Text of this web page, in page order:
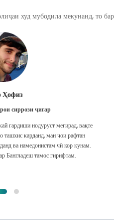
худ мубодила мекунанд, то
Ҷаҳон
барои кардиология
кӯҳнаанд. Ман тақрибан ду сол
тамос гирифтам. Бо вуҷуди ин,
Ман одатан гоҳ-гоҳ бо онҳо тамос
мунтазами худро гузаронам,